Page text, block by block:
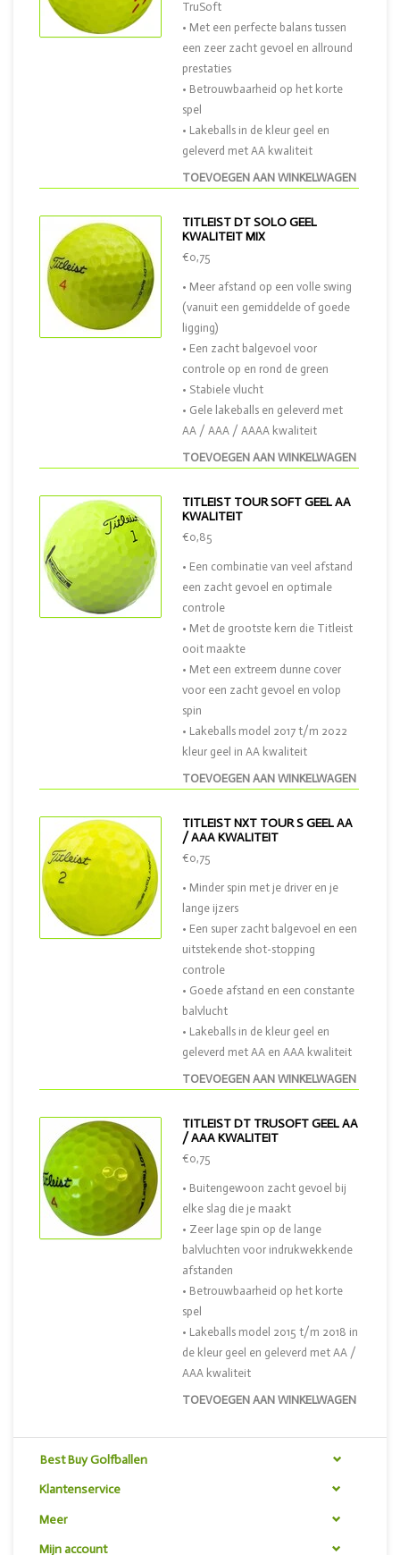
TOEVOEGEN AAN WINKELWAGEN
TruSoft
• Met een perfecte balans tussen
een zeer zacht gevoel en allround
prestaties
• Betrouwbaarheid op het korte
spel
• Lakeballs in de kleur geel en
geleverd met AA kwaliteit
TITLEIST DT SOLO GEEL
KWALITEIT MIX
TOEVOEGEN AAN WINKELWAGEN
€0,75
• Meer afstand op een volle swing
(vanuit een gemiddelde of goede
ligging)
• Een zacht balgevoel voor
controle op en rond de green
• Stabiele vlucht
• Gele lakeballs en geleverd met
AA / AAA / AAAA kwaliteit
TITLEIST TOUR SOFT GEEL AA
KWALITEIT
TOEVOEGEN AAN WINKELWAGEN
€0,85
• Een combinatie van veel afstand
een zacht gevoel en optimale
controle
• Met de grootste kern die Titleist
ooit maakte
• Met een extreem dunne cover
voor een zacht gevoel en volop
spin
• Lakeballs model 2017 t/m 2022
kleur geel in AA kwaliteit
TITLEIST NXT TOUR S GEEL AA
/ AAA KWALITEIT
TOEVOEGEN AAN WINKELWAGEN
€0,75
• Minder spin met je driver en je
lange ijzers
• Een super zacht balgevoel en een
uitstekende shot-stopping
controle
• Goede afstand en een constante
balvlucht
• Lakeballs in de kleur geel en
geleverd met AA en AAA kwaliteit
TITLEIST DT TRUSOFT GEEL AA
/ AAA KWALITEIT
TOEVOEGEN AAN WINKELWAGEN
€0,75
• Buitengewoon zacht gevoel bij
elke slag die je maakt
• Zeer lage spin op de lange
balvluchten voor indrukwekkende
afstanden
• Betrouwbaarheid op het korte
spel
• Lakeballs model 2015 t/m 2018 in
de kleur geel en geleverd met AA /
AAA kwaliteit
Best Buy Golfballen
Klantenservice
Meer
Mijn account